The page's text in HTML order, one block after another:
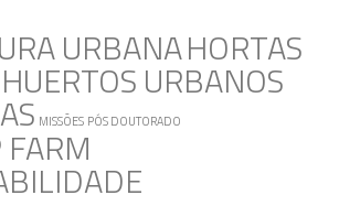
URBANAHORTAS
HUERTOS URBANOS
MISSÕES PÓS DOUTORADO